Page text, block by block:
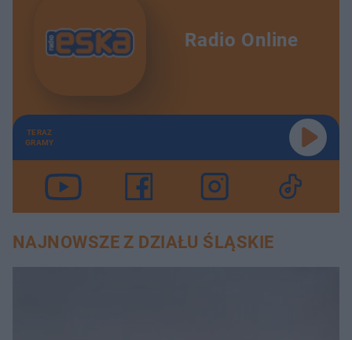
Radio Online
TERAZ
GRAMY
NAJNOWSZE Z DZIAŁU ŚLĄSKIE